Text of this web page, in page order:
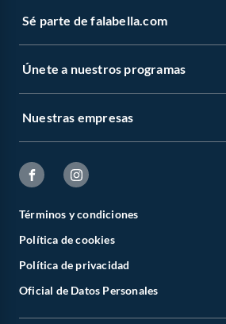
Sé parte de falabella.com
Únete a nuestros programas
Nuestras empresas
Términos y condiciones
Política de cookies
Política de privacidad
Oficial de Datos Personales